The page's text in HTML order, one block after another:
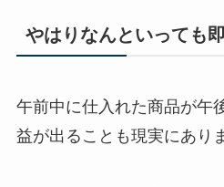
やはりなんといっても
午前中に仕入れた商品が午
益が出ることも現実にあり